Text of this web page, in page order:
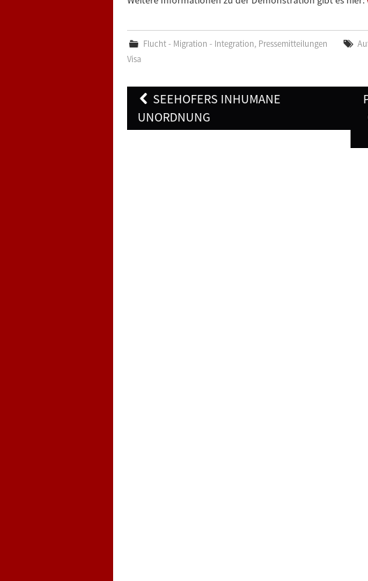
Flucht - Migration - Integration, Pressemitteilungen
Visa
Post
navigation
SEEHOFERS INHUMANE
UNORDNUNG